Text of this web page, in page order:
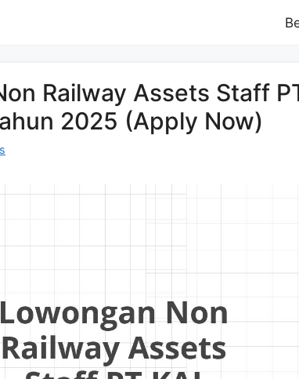
Railway Assets Staff
2025 (Apply Now)